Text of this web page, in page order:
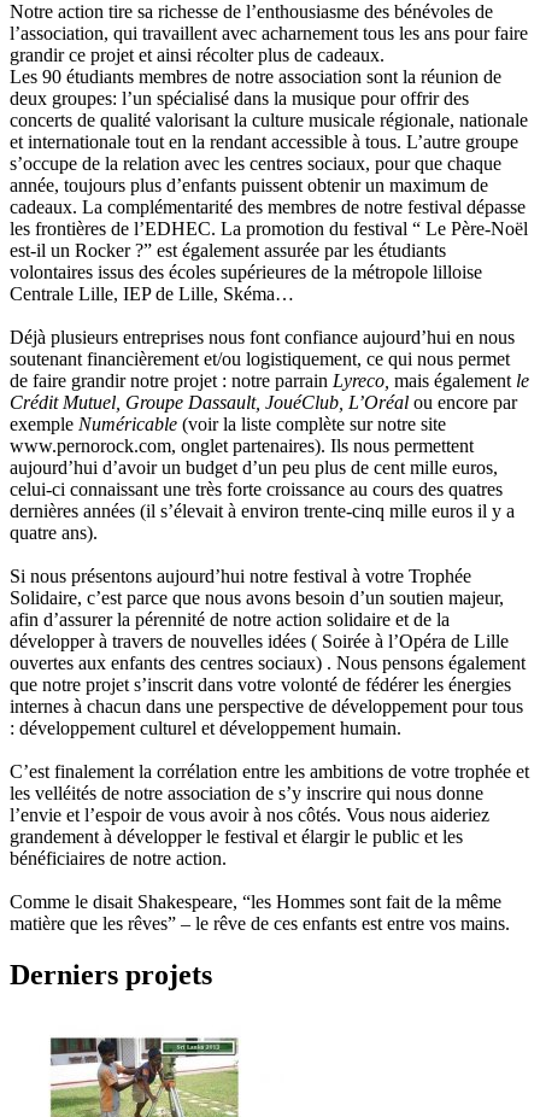
Notre action tire sa richesse de l’enthousiasme des bénévoles de
l’association, qui travaillent avec acharnement tous les ans pour faire
grandir ce projet et ainsi récolter plus de cadeaux.
Les 90 étudiants membres de notre association sont la réunion de
deux groupes: l’un spécialisé dans la musique pour offrir des
concerts de qualité valorisant la culture musicale régionale, nationale
et internationale tout en la rendant accessible à tous. L’autre groupe
s’occupe de la relation avec les centres sociaux, pour que chaque
année, toujours plus d’enfants puissent obtenir un maximum de
cadeaux. La complémentarité des membres de notre festival dépasse
les frontières de l’EDHEC. La promotion du festival “ Le Père-Noël
est-il un Rocker ?” est également assurée par les étudiants
volontaires issus des écoles supérieures de la métropole lilloise
Centrale Lille, IEP de Lille, Skéma…
Déjà plusieurs entreprises nous font confiance aujourd’hui en nous
soutenant financièrement et/ou logistiquement, ce qui nous permet
de faire grandir notre projet : notre parrain Lyreco, mais égalementle
Crédit Mutuel, Groupe Dassault, JouéClub, L’Oréal ou encore par
exemple Numéricable (voir la liste complète sur notre site
www.pernorock.com, onglet partenaires). Ils nous permettent
aujourd’hui d’avoir un budget d’un peu plus de cent mille euros,
celui-ci connaissant une très forte croissance au cours des quatres
dernières années (il s’élevait à environ trente-cinq mille euros il y a
quatre ans).
Si nous présentons aujourd’hui notre festival à votre Trophée
Solidaire, c’est parce que nous avons besoin d’un soutien majeur,
afin d’assurer la pérennité de notre action solidaire et de la
développer à travers de nouvelles idées ( Soirée à l’Opéra de Lille
ouvertes aux enfants des centres sociaux) . Nous pensons également
que notre projet s’inscrit dans votre volonté de fédérer les énergies
internes à chacun dans une perspective de développement pour tous
: développement culturel et développement humain.
C’est finalement la corrélation entre les ambitions de votre trophée et
les velléités de notre association de s’y inscrire qui nous donne
l’envie et l’espoir de vous avoir à nos côtés. Vous nous aideriez
grandement à développer le festival et élargir le public et les
bénéficiaires de notre action.
Comme le disait Shakespeare, “les Hommes sont fait de la même
matière que les rêves” – le rêve de ces enfants est entre vos mains.
Derniers projets